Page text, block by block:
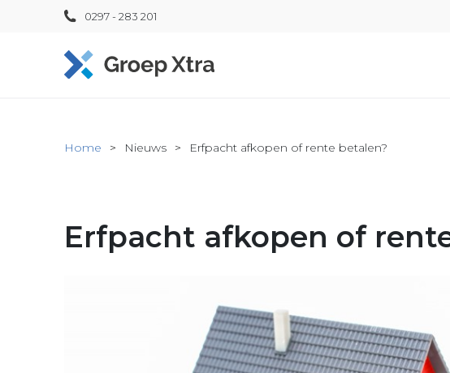
0297 - 283 201
Home Nieuws Erfpacht afkopen of rente betalen?
Erfpacht afkopen of